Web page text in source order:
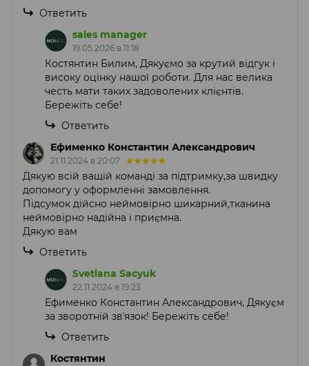
Ответить
sales manager
19.05.2026 в 11:18
Костянтин Билим, Дякуємо за крутий відгук і
високу оцінку нашої роботи. Для нас велика
честь мати таких задоволених клієнтів.
Бережіть себе!
Ответить
Ефименко Константин Александрович
21.11.2024 в 20:07
Дякую всій ващій команді за підтримку,за швидку
допомогу у оформленні замовлення.
Підсумок дійсно неймовірно шикарний,тканина
неймовірно надійна і приємна.
Дякую вам
Ответить
Svetlana Sacyuk
22.11.2024 в 19:23
Ефименко Константин Александрович, Дякуєм
за зворотній звʼязок! Бережіть себе!
Ответить
Костянтин